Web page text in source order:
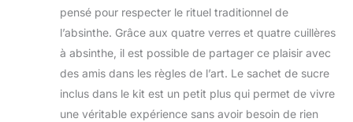
pensé pour respecter le rituel traditionnel de
l’absinthe. Grâce aux quatre verres et quatre cuillères
à absinthe, il est possible de partager ce plaisir avec
des amis dans les règles de l’art. Le sachet de sucre
inclus dans le kit est un petit plus qui permet de vivre
une véritable expérience sans avoir besoin de rien